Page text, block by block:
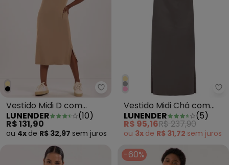
Lunender - Vestido Midi D com
Vestido Midi D com
Bolsos Laterais Bege
LUNENDER (10)
R$ 131,90
ou 4x de R$ 32,97 sem juros
Vestido Midi Chá com
Alças Finas Cinza
LUNENDER (5)
R$ 95,16R$ 237,90
ou 3x de R$ 31,72 sem juros
-60%